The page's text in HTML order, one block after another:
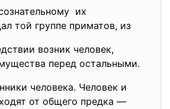
их
той группе приматов, из
возник человек,
перед остальными.
человека. Человек и
от общего предка —